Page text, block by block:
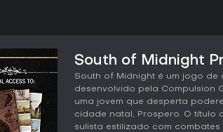
South of Midnight
South of Midnight é um jogo
desenvolvido pela Compulsion
uma jovem que desperta
cidade natal, Prospero. O título
sulista estilizado com